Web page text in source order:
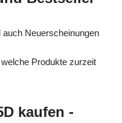
Neuerscheinungen
Produkte zurzeit
kaufen -